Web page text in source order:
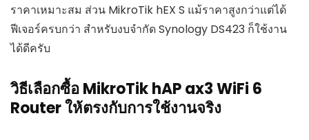
ราคาเหมาะสม ส่วน MikroTik hEX S แม้ราคาสูงกว่าแต่ได้
ฟีเจอร์ครบกว่า สำหรับงบจำกัด Synology DS423 ก็ใช้งาน
ได้ดีครับ
วิธีเลือกซื้อ MikroTik hAP ax3 WiFi 6
Router ให้ตรงกับการใช้งานจริง